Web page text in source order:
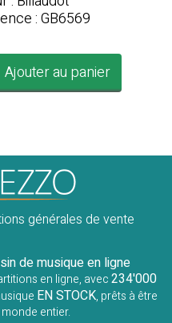
: GB6569
au panier
générales de vente
de musique en ligne
en ligne, avec234'000
EN STOCK, prêts à être
entier.